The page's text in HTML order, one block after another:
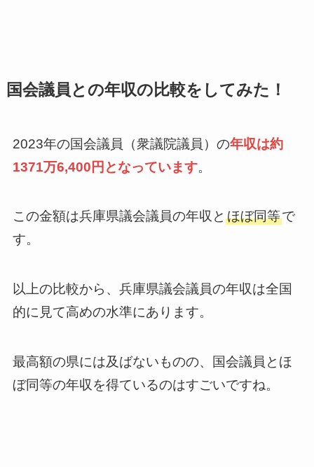
国会議員との年収の比較をしてみた！
2023年の国会議員（衆議院議員）の年収は約
1371万6,400円となっています。
この金額は兵庫県議会議員の年収と ほぼ同等で
す。
以上の比較から、兵庫県議会議員の年収は全国
的に見て高めの水準にあります。
最高額の県には及ばないものの、国会議員とほ
ぼ同等の年収を得ているのはすごいですね。